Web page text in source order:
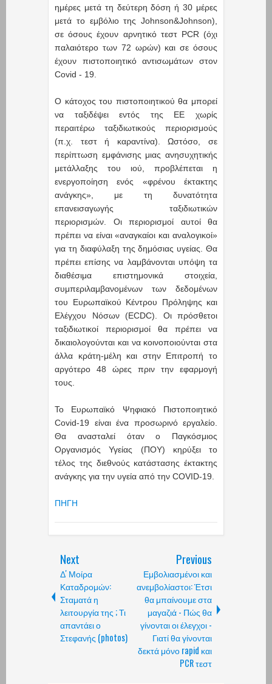
ημέρες μετά τη δεύτερη δόση ή 30 μέρες
μετά το εμβόλιο της Johnson&Johnson),
σε όσους έχουν αρνητικό τεστ PCR (όχι
παλαιότερο των 72 ωρών) και σε όσους
έχουν πιστοποιητικό αντισωμάτων στον
Covid - 19.
Ο κάτοχος του πιστοποιητικού θα μπορεί
να ταξιδέψει εντός της ΕΕ χωρίς
περαιτέρω ταξιδιωτικούς περιορισμούς
(π.χ. τεστ ή καραντίνα). Ωστόσο, σε
περίπτωση εμφάνισης μιας ανησυχητικής
μετάλλαξης του ιού, προβλέπεται η
ενεργοποίηση ενός «φρένου έκτακτης
ανάγκης», με τη δυνατότητα
επανεισαγωγής ταξιδιωτικών
περιορισμών. Οι περιορισμοί αυτοί θα
πρέπει να είναι «αναγκαίοι και αναλογικοί»
για τη διαφύλαξη της δημόσιας υγείας. Θα
πρέπει επίσης να λαμβάνονται υπόψη τα
διαθέσιμα επιστημονικά στοιχεία,
συμπεριλαμβανομένων των δεδομένων
του Ευρωπαϊκού Κέντρου Πρόληψης και
Ελέγχου Νόσων (ECDC). Οι πρόσθετοι
ταξιδιωτικοί περιορισμοί θα πρέπει να
δικαιολογούνται και να κοινοποιούνται στα
άλλα κράτη-μέλη και στην Επιτροπή το
αργότερο 48 ώρες πριν την εφαρμογή
τους.
Το Ευρωπαϊκό Ψηφιακό Πιστοποιητικό
Covid-19 είναι ένα προσωρινό εργαλείο.
Θα ανασταλεί όταν ο Παγκόσμιος
Οργανισμός Υγείας (ΠΟΥ) κηρύξει το
τέλος της διεθνούς κατάστασης έκτακτης
ανάγκης για την υγεία από την COVID-19.
ΠΗΓΗ
Next
Δ' Μοίρα
Καταδρομών:
Σταματά η
λειτουργία της ; Τι
απαντάει ο
Στεφανής (photos)
Previous
Εμβολιασμένοι και
ανεμβολίαστοι: Έτσι
θα μπαίνουμε στα
μαγαζιά - Πώς θα
γίνονται οι έλεγχοι -
Γιατί θα γίνονται
δεκτά μόνο rapid και
PCR τεστ